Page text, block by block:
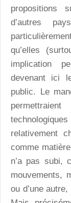
propositions
d’autres
qu’elles
implication
devenant ici
public. Le
relativement
comme
n’a pas subi,
mouvements,
ou d’une